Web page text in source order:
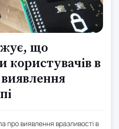
що
користувачів в
виявлення
про виявлення вразливості в